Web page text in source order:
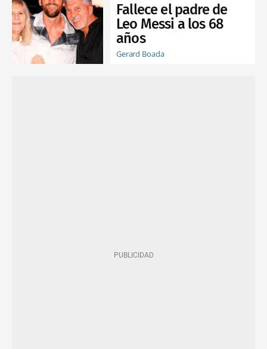
Fallece el padre de
Leo Messi a los 68
años
Gerard Boada